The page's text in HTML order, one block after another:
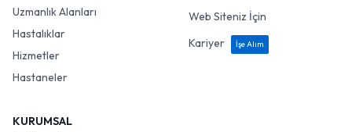
Uzmanlık Alanları
Hastalıklar
Hizmetler
Hastaneler
Web Siteniz İçin
Kariyer
İşe Alım
KURUMSAL